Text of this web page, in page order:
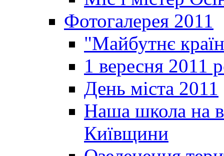
Фотогалерея 2011
"Майбутнє
1 вересня 2011
День міста 2011
Наша школа на
Київщини